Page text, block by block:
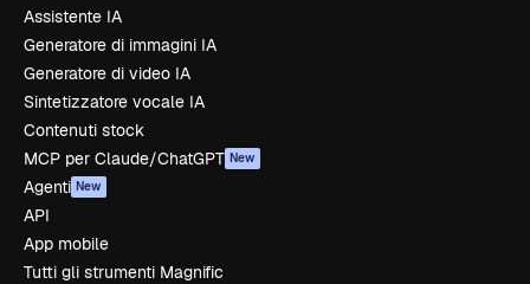
Assistente IA
Generatore di immagini IA
Generatore di video IA
Sintetizzatore vocale IA
Contenuti stock
MCP per Claude/ChatGPT New
Agenti New
API
App mobile
Tutti gli strumenti Magnific